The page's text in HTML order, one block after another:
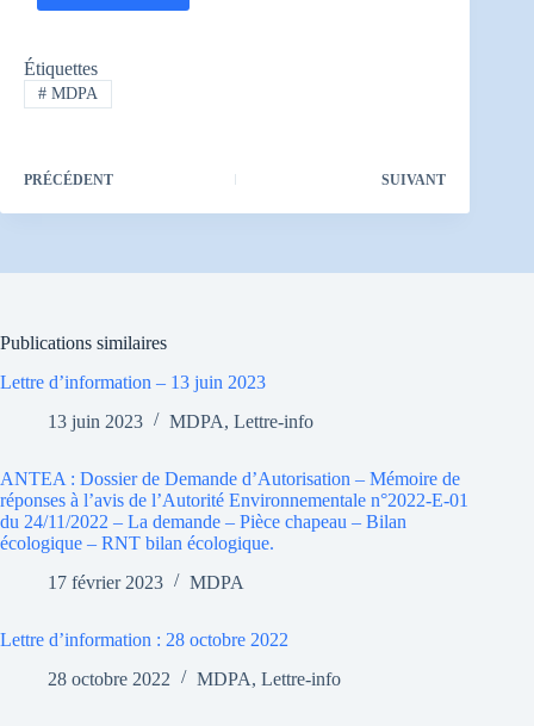
Étiquettes
#MDPA
PRÉCÉDENT SUIVANT
Publications similaires
Lettre d’information – 13 juin 2023
13 juin 2023
MDPA, Lettre-info
ANTEA : Dossier de Demande d’Autorisation – Mémoire de
réponses à l’avis de l’Autorité Environnementale n°2022-E-01
du 24/11/2022 – La demande – Pièce chapeau – Bilan
écologique – RNT bilan écologique.
17 février 2023
MDPA
Lettre d’information : 28 octobre 2022
28 octobre 2022
MDPA, Lettre-info